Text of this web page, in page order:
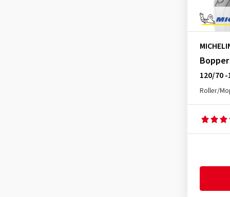
Bopper
120/70 -
Roller/